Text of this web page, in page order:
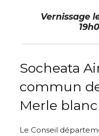
Vernissage
Socheata
commun
Merle blanc
Le Conseil